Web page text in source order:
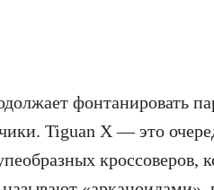
фонтанировать
Tiguan X — это
кроссоверов,